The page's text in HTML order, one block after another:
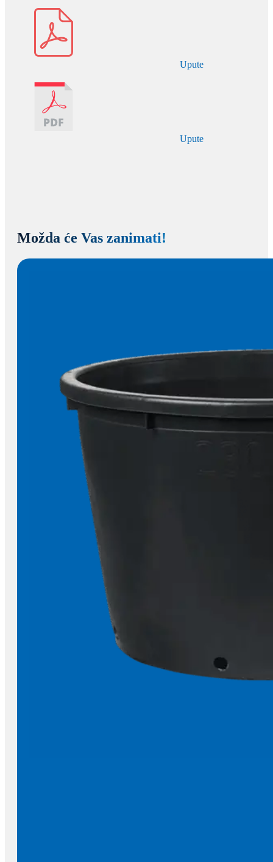
Upute
Upute
Možda će Vas zanimati!